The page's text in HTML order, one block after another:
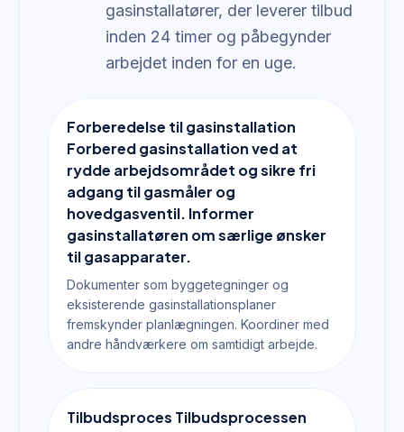
gasinstallatører, der leverer tilbud
inden 24 timer og påbegynder
arbejdet inden for en uge.
Forberedelse til gasinstallation
Forbered gasinstallation ved at
rydde arbejdsområdet og sikre fri
adgang til gasmåler og
hovedgasventil. Informer
gasinstallatøren om særlige ønsker
til gasapparater.
Dokumenter som byggetegninger og
eksisterende gasinstallationsplaner
fremskynder planlægningen. Koordiner med
andre håndværkere om samtidigt arbejde.
Tilbudsproces Tilbudsprocessen